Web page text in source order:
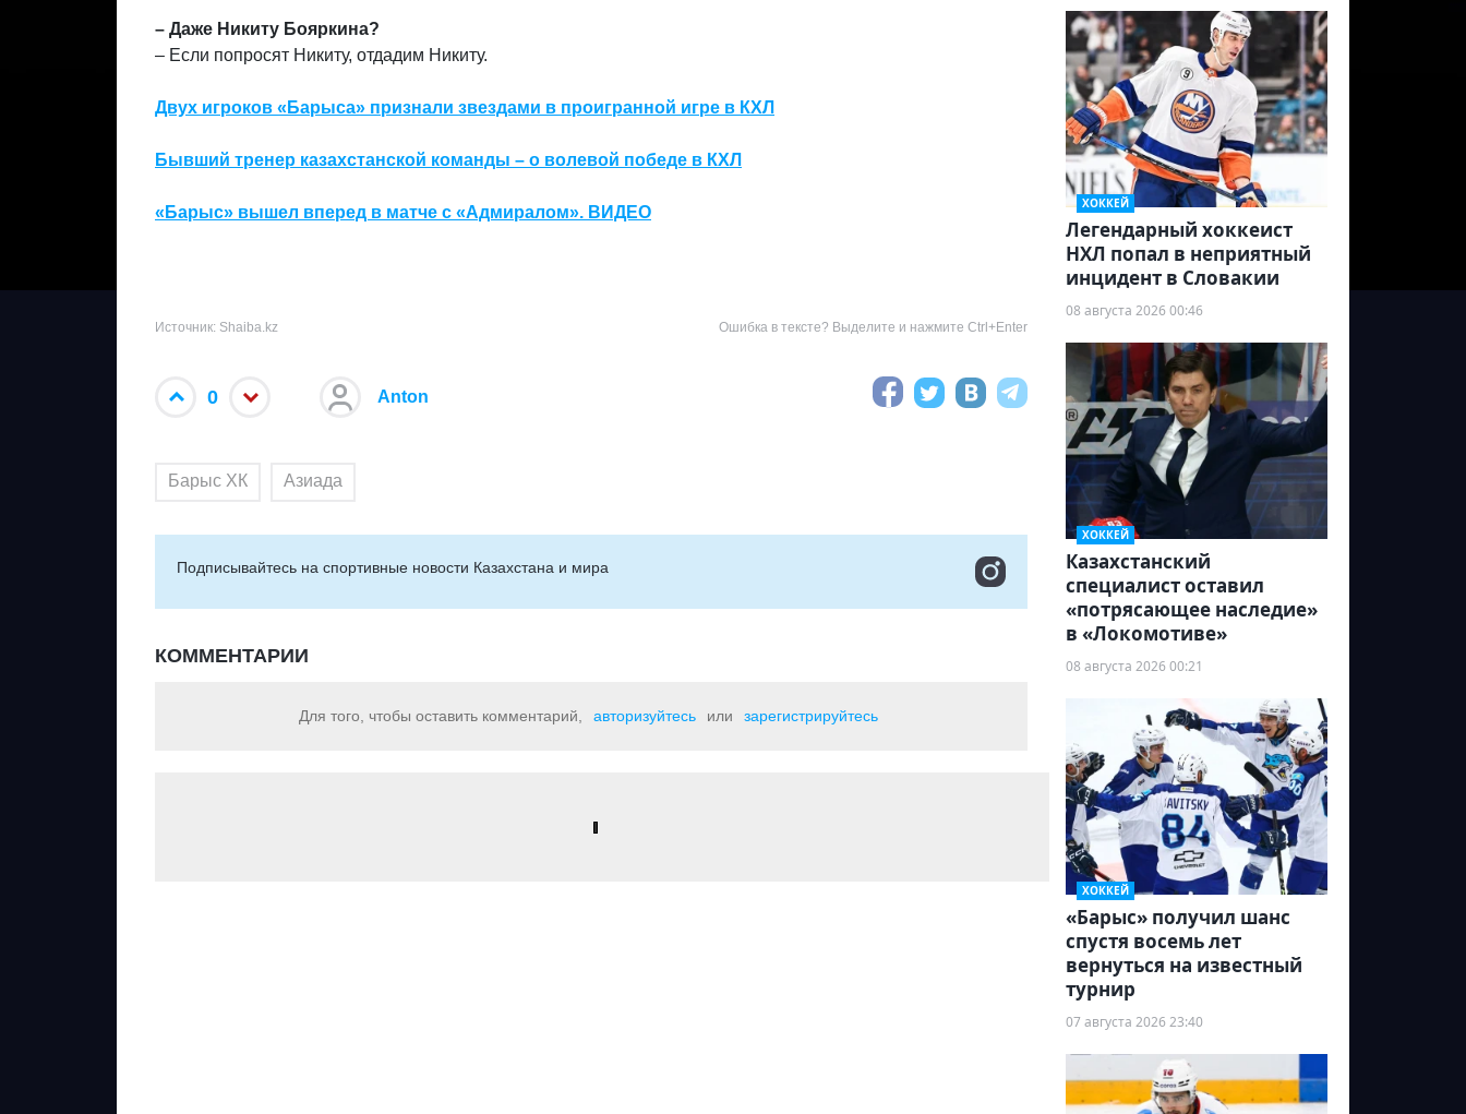
– Даже Никиту Бояркина?
– Если попросят Никиту, отдадим Никиту.
Двух игроков «Барыса» признали звездами в проигранной игре в КХЛ
Бывший тренер казахстанской команды – о волевой победе в КХЛ
«Барыс» вышел вперед в матче с «Адмиралом». ВИДЕО
Источник: Shaiba.kz Ошибка в тексте? Выделите и нажмите Ctrl+Enter
0 Anton
Барыс ХК Азиада
Подписывайтесь на cпортивные новости Казахстана и мира
КОММЕНТАРИИ
Для того, чтобы оставить комментарий, авторизуйтесь или зарегистрируйтесь
ХОККЕЙ
Легендарный хоккеист
НХЛ попал в неприятный
инцидент в Словакии
08 августа 2026 00:46
ХОККЕЙ
Казахстанский
специалист оставил
«потрясающее наследие»
в «Локомотиве»
08 августа 2026 00:21
ХОККЕЙ
«Барыс» получил шанс
спустя восемь лет
вернуться на известный
турнир
07 августа 2026 23:40